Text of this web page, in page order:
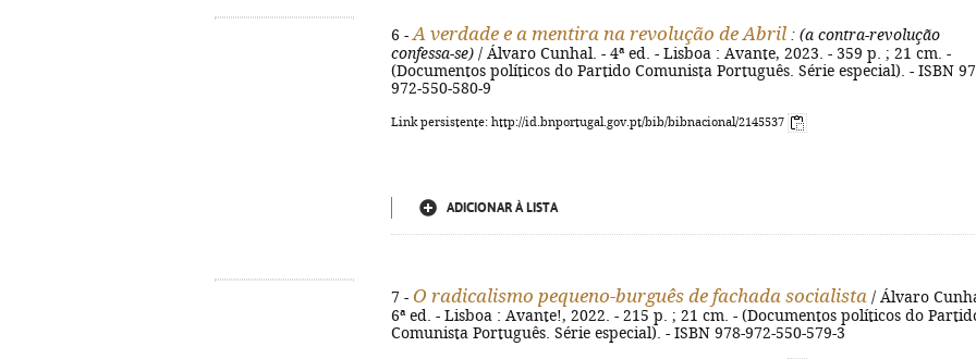
6 - A verdade e a mentira na revolução de Abril : (a contra-revolução
confessa-se) / Álvaro Cunhal. - 4ª ed. - Lisboa : Avante, 2023. - 359 p. ; 21 cm. -
(Documentos políticos do Partido Comunista Português. Série especial). - ISBN
972-550-580-9
Link persistente: http://id.bnportugal.gov.pt/bib/bibnacional/2145537
ADICIONAR À LISTA
7 - O radicalismo pequeno-burguês de fachada socialista / Álvaro
6ª ed. - Lisboa : Avante!, 2022. - 215 p. ; 21 cm. - (Documentos políticos do
Comunista Português. Série especial). - ISBN 978-972-550-579-3